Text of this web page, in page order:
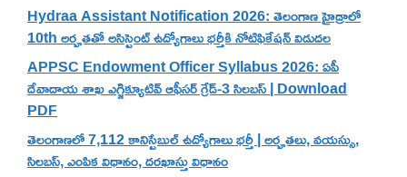
Hydraa Assistant Notification 2026: తెలంగాణ హైడ్రాలో
10th అర్హతతో అసిస్టెంట్ ఉద్యోగాలు భర్తీకి నోటిఫికేషన్ విడుదల
APPSC Endowment Officer Syllabus 2026: ఏపీ
దేవాదాయ శాఖ ఎగ్జిక్యూటివ్ ఆఫీసర్ గ్రేడ్-3 సిలబస్ | Download
PDF
తెలంగాణలో 7,112 కానిస్టేబుల్ ఉద్యోగాలు భర్తీ | అర్హతలు, వయస్సు,
సిలబస్, ఎంపిక విధానం, దరఖాస్తు విధానం